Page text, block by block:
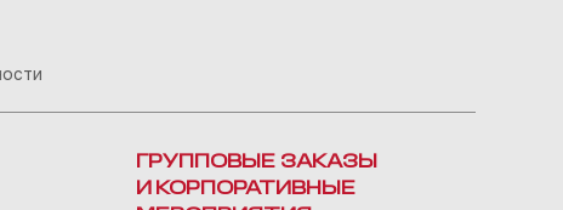
ГРУППОВЫЕ ЗАКАЗЫ
И КОРПОРАТИВНЫЕ